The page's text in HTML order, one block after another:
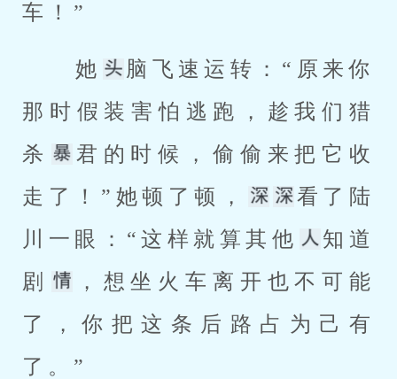
车！”
她
脑飞速运转：“原来你
那时假装害怕逃跑，趁我们猎
杀
君的时候，偷偷来把它收
走了！”她顿了顿，
看了陆
川一眼：“这样就算其他
知道
剧
，想坐火车离开也不可能
了，你把这条后路占为己有
了。”